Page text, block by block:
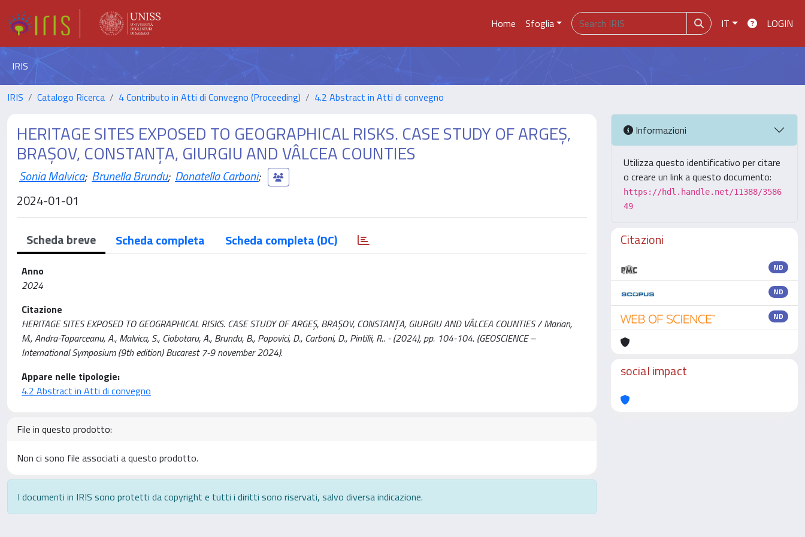
Home Sfoglia IT LOGIN
IRIS
IRIS Catalogo Ricerca 4 Contributo in Atti di Convegno (Proceeding) 4.2 Abstract in Atti di convegno
HERITAGE SITES EXPOSED TO GEOGRAPHICAL RISKS. CASE STUDY OF ARGEȘ,
BRAȘOV, CONSTANȚA, GIURGIU AND VÂLCEA COUNTIES
Sonia Malvica; Brunella Brundu; Donatella Carboni;
2024-01-01
Scheda breve Scheda completa Scheda completa (DC)
Anno
2024
Citazione
HERITAGE SITES EXPOSED TO GEOGRAPHICAL RISKS. CASE STUDY OF ARGEȘ, BRAȘOV, CONSTANȚA, GIURGIU AND VÂLCEA COUNTIES / Marian,
M., Andra-Toparceanu, A., Malvica, S., Ciobotaru, A., Brundu, B., Popovici, D., Carboni, D., Pintilii, R.. - (2024), pp. 104-104. (GEOSCIENCE –
International Symposium (9th edition) Bucarest 7-9 november 2024).
Appare nelle tipologie:
4.2 Abstract in Atti di convegno
File in questo prodotto:
Non ci sono file associati a questo prodotto.
I documenti in IRIS sono protetti da copyright e tutti i diritti sono riservati, salvo diversa indicazione.
Informazioni
Utilizza questo identificativo per citare
o creare un link a questo documento:
https://hdl.handle.net/11388/3586
49
Citazioni
ND
ND
ND
social impact